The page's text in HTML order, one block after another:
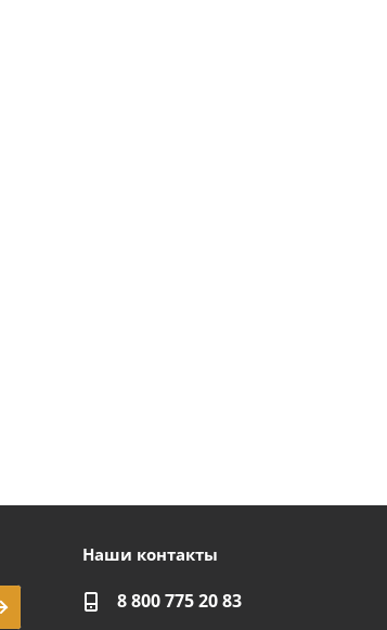
Наши контакты
8 800 775 20 83